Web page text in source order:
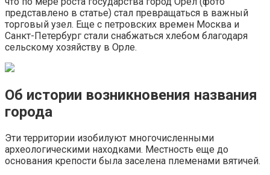
представлено в статье) стал превращаться в важный
торговый узел. Еще с петровских времен Москва и
Санкт-Петербург стали снабжаться хлебом благодаря
сельскому хозяйству в Орле.
Об истории возникновения названия
города
Эти территории изобилуют многочисленными
археологическими находками. Местность еще до
основания крепости была заселена племенами вятичей.